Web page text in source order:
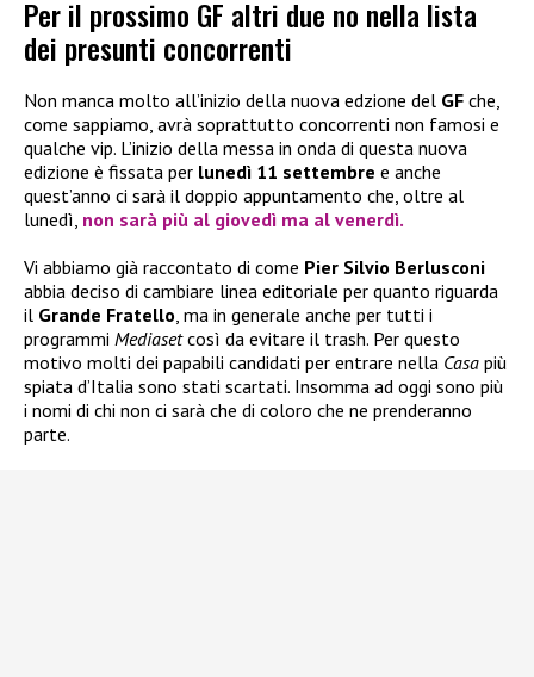
Per il prossimo GF altri due no nella lista
dei presunti concorrenti
Non manca molto all’inizio della nuova edzione del GF che,
come sappiamo, avrà soprattutto concorrenti non famosi e
qualche vip. L’inizio della messa in onda di questa nuova
edizione è fissata per lunedì 11 settembre e anche
quest’anno ci sarà il doppio appuntamento che, oltre al
lunedì, non sarà più al giovedì ma al venerdì.
Vi abbiamo già raccontato di come Pier Silvio Berlusconi
abbia deciso di cambiare linea editoriale per quanto riguarda
il Grande Fratello , ma in generale anche per tutti i
programmi Mediasetcosì da evitare il trash. Per questo
motivo molti dei papabili candidati per entrare nella Casa più
spiata d’Italia sono stati scartati. Insomma ad oggi sono più
i nomi di chi non ci sarà che di coloro che ne prenderanno
parte.